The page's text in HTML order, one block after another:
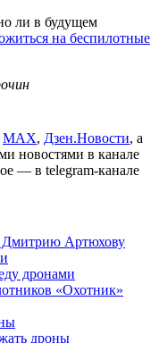
ли в будущем
на беспилотные
МАХ, Дзен.Новости, а
новостями в канале
— в telegram-канале
Дмитрию Артюхову
дронами
«Охотник»
дроны